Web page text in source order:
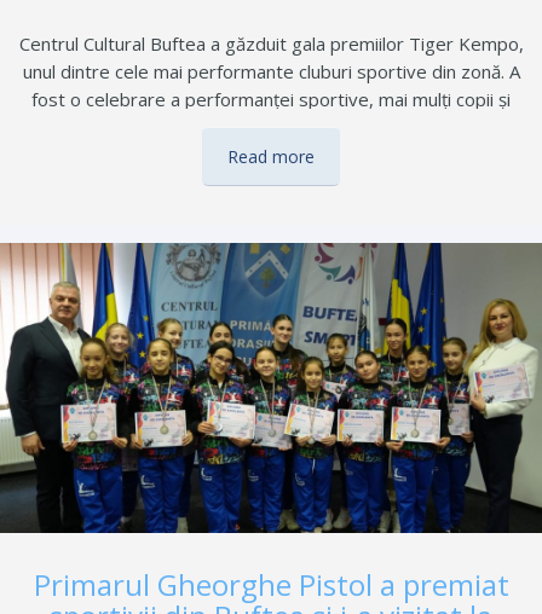
Centrul Cultural Buftea a găzduit gala premiilor Tiger Kempo,
unul dintre cele mai performante cluburi sportive din zonă. A
fost o celebrare a performanței sportive, mai mulți copii și
desfășurate pe parcursul anului, la nivel național și
internațional. Evenimentul a reunit luptători Kempo, sportivi,
Amatto Zaharia, la gala sportului de la Buftea: „Sportul de
performanță necesită viziune, perseverență, continuitate și
predictibilitate. Nu se construiește nimic pe termen scurt”
Profesorul Amatto Zaharia, președintele Federației Române
de Kempo, a participat la gală și a făcut…
Read more
Primarul Gheorghe Pistol a premiat